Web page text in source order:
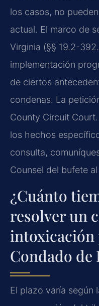
los casos, no
actual. El marco de
Virginia (§§ 19.2-
implementación
de ciertos
condenas. La
County Circuit
los hechos
consulta,
Counsel del bufete
¿Cuánto
resolver un
intoxicación
Condado de
El plazo varía según